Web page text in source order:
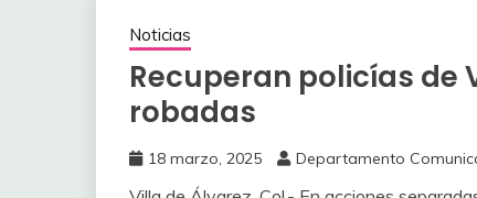
Noticias
Recuperan policías de
robadas
18 marzo, 2025 Departamento